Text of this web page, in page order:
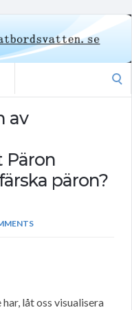
av
Päron
päron?
låt oss visualisera